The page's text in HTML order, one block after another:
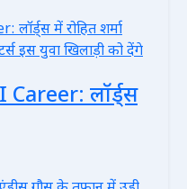
लॉर्ड्स